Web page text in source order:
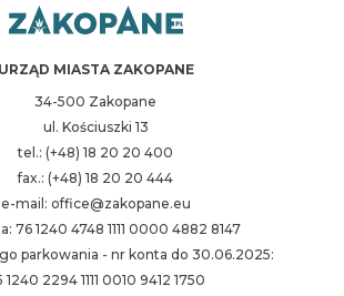
URZĄD MIASTA ZAKOPANE
34-500 Zakopane
ul. Kościuszki 13
tel.: (+48) 18 20 20 400
fax.: (+48) 18 20 20 444
e-mail: office@zakopane.eu
76 1240 4748 1111 0000 4882 8147
parkowania - nr konta do 30.06.2025:
1240 2294 1111 0010 9412 1750